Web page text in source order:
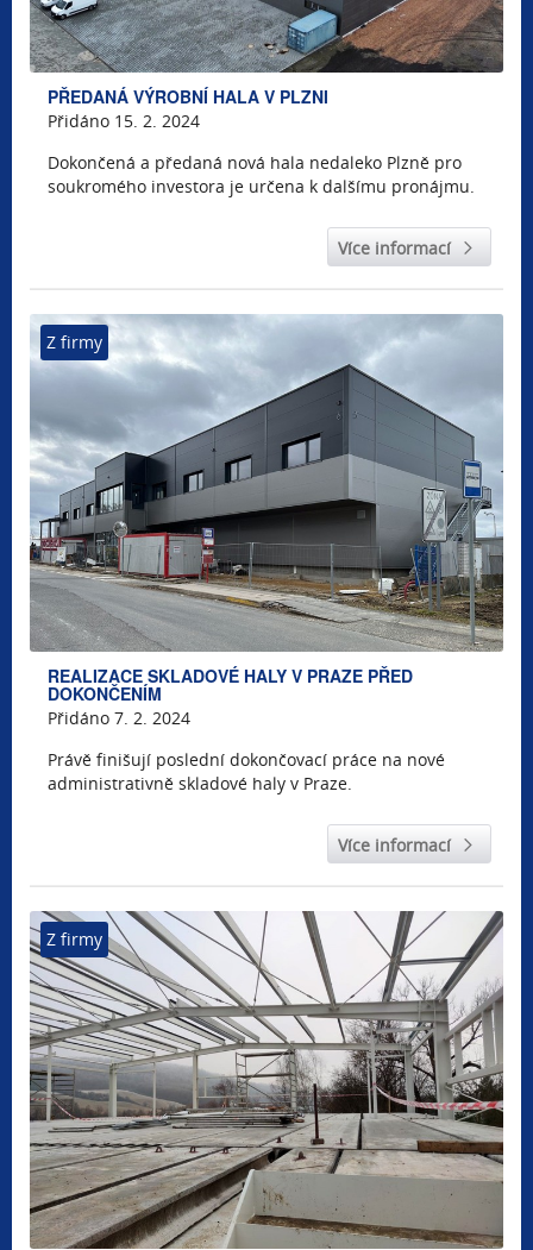
PŘEDANÁ VÝROBNÍ HALA V PLZNI
Přidáno 15. 2. 2024
Dokončená a předaná nová hala nedaleko Plzně pro
soukromého investora je určena k dalšímu pronájmu.
Více informací
Z firmy
REALIZACE SKLADOVÉ HALY V PRAZE PŘED
DOKONČENÍM
Přidáno 7. 2. 2024
Právě finišují poslední dokončovací práce na nové
administrativně skladové haly v Praze.
Více informací
Z firmy